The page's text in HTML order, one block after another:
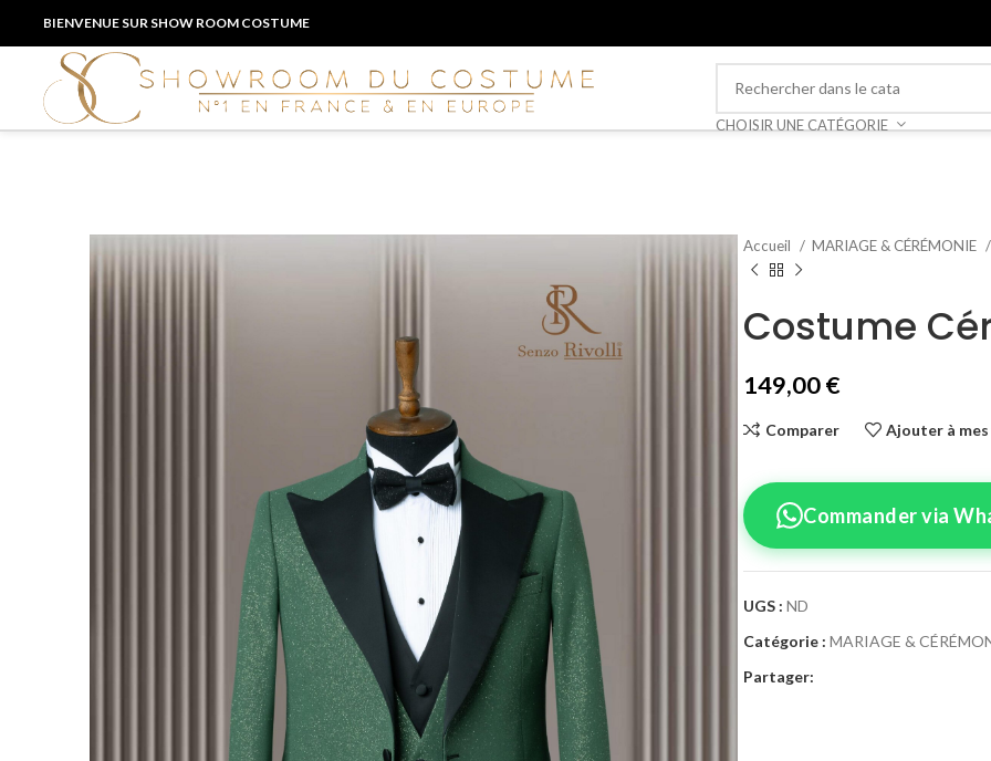
BIENVENUE SUR SHOW ROOM COSTUME
CHOISIR UNE CATÉGORIE
Accueil MARIAGE & CÉRÉMONIE
Costume
149,00€
Comparer Ajouter à
Commander via
UGS : ND
Catégorie : MARIAGE &
Partager: